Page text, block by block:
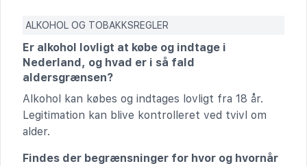
ALKOHOL OG TOBAKKSREGLER
Er alkohol lovligt at købe og indtage i
Nederland, og hvad er i så fald
aldersgrænsen?
Alkohol kan købes og indtages lovligt fra 18 år.
Legitimation kan blive kontrolleret ved tvivl om
alder.
Findes der begrænsninger for hvor og hvornår